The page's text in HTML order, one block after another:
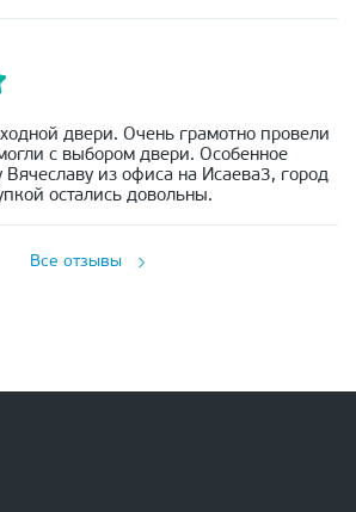
двери. Очень грамотно провели
с выбором двери. Особенное
из офиса на Исаева3, город
остались довольны.
Все отзывы